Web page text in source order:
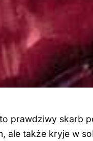
prawdziwy skarb
ale także kryje w